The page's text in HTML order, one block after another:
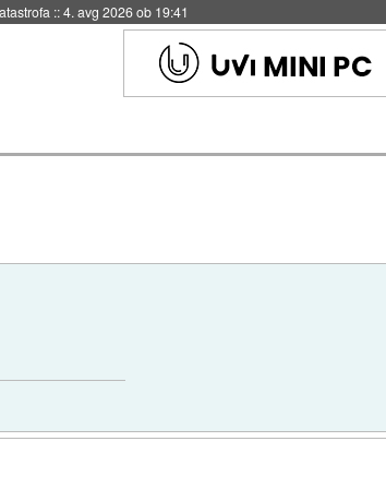
::4. avg 2026 ob 19:41